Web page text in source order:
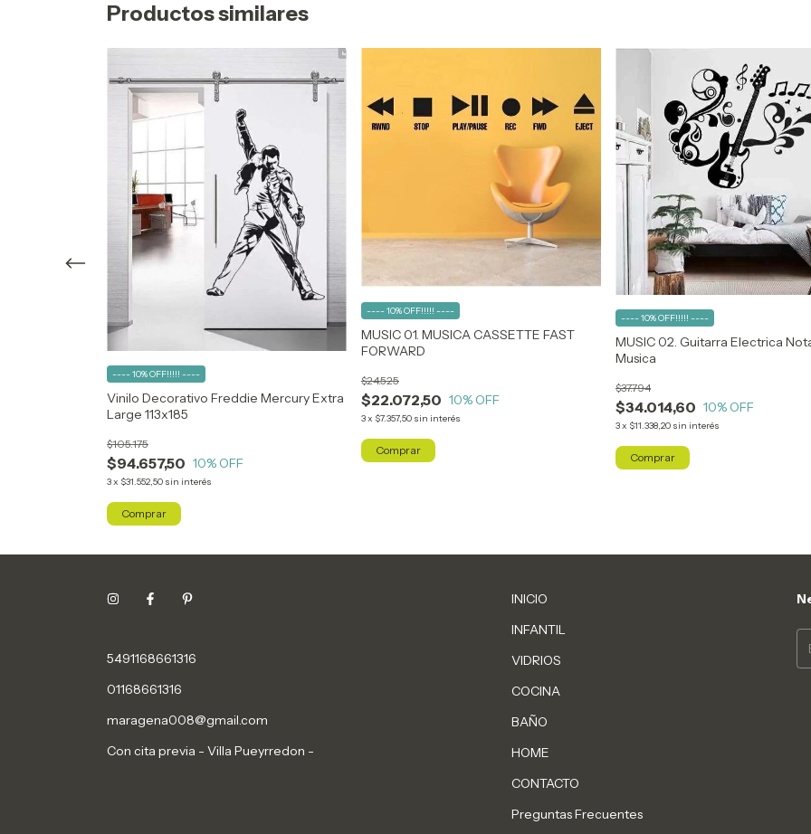
Productos similares
Vinilo Decorativo Freddie Mercury Extra
Large 113x185
$94.657,50
$105.175
10% OFF
3x $31.552,50 sin interés
---- 10% OFF!!!!! ----
MUSIC 01. MUSICA CASSETTE FAST
FORWARD
$22.072,50
$24.525
10% OFF
3x $7.357,50 sin interés
---- 10% OFF!!!!! ----
MUSIC 02. Guitarra Electrica
Musica
$34.014,60
$37.794
10% OFF
3x $11.338,20 sin interés
---- 10% OFF!!!!! ----
5491168661316
01168661316
maragena008@gmail.com
Con cita previa - Villa Pueyrredon -
INICIO
INFANTIL
VIDRIOS
COCINA
BAÑO
HOME
CONTACTO
Preguntas Frecuentes